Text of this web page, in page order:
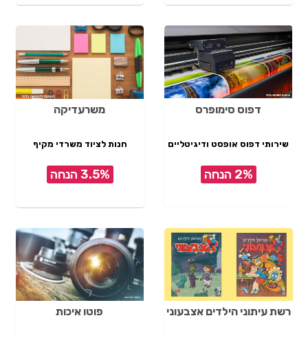
דפוס סימופרס
שירותי דפוס אופסט ודיגיטליים
2% הנחה
משרעדיקה
חנות לציוד משרדי מקיף
3.5% הנחה
רשת עיתוני הילדים אצבעוני פוטו איכות